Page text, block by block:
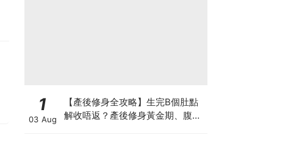
1
03 Aug
【產後修身全攻略】生完B個肚點
解收唔返？產後修身黃金期、腹直